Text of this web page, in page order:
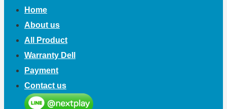
Home
About us
All Product
Warranty Dell
Payment
Contact us